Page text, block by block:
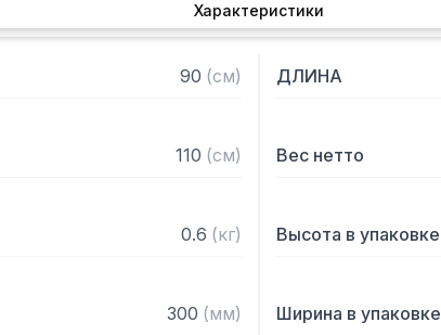
Характеристики
90 (см) ДЛИНА
110 (см) Вес нетто
0.6 (кг) Высота в упаковке
300 (мм) Ширина в упаковке